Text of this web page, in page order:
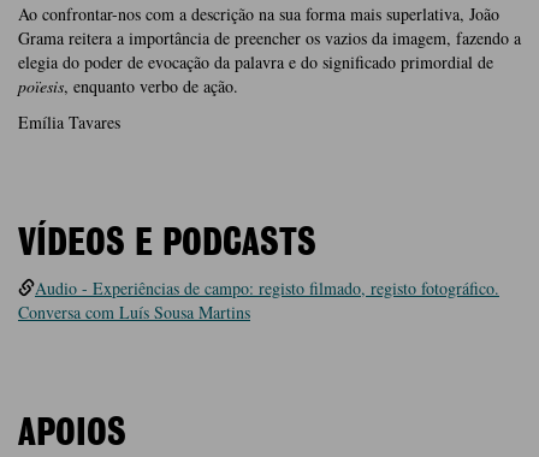
Ao confrontar-nos com a descrição na sua forma mais superlativa, João
Grama reitera a importância de preencher os vazios da imagem, fazendo a
elegia do poder de evocação da palavra e do significado primordial de
poïesis, enquanto verbo de ação.
Emília Tavares
VÍDEOS E PODCASTS
Audio - Experiências de campo: registo filmado, registo fotográfico.
Conversa com Luís Sousa Martins
APOIOS